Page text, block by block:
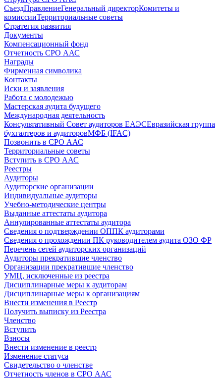
СъездПравлениеГенеральный директорКомитеты и
комиссииТерриториальные советы
Стратегия развития
Документы
Компенсационный фонд
Отчетность СРО ААС
Награды
Фирменная символика
Контакты
Иски и заявления
Работа с молодежью
Мастерская аудита будущего
Международная деятельность
Консультативный Совет аудиторов ЕАЭСЕвразийская группа
бухгалтеров и аудиторовМФБ (IFAC)
Позвонить в СРО ААС
Территориальные советы
Вступить в СРО ААС
Реестры
Аудиторы
Аудиторские организации
Индивидуальные аудиторы
Учебно-методические центры
Выданные аттестаты аудитора
Аннулированные аттестаты аудитора
Сведения о подтверждении ОППК аудиторами
Сведения о прохождении ПК руководителем аудита ОЗО ФР
Перечень сетей аудиторских организаций
Аудиторы прекратившие членство
Организации прекратившие членство
УМЦ, исключенные из реестра
Дисциплинарные меры к аудиторам
Дисциплинарные меры к организациям
Внести изменения в Реестр
Получить выписку из Реестра
Членство
Вступить
Взносы
Внести изменение в реестр
Изменение статуса
Свидетельство о членстве
Отчетность членов в СРО ААС